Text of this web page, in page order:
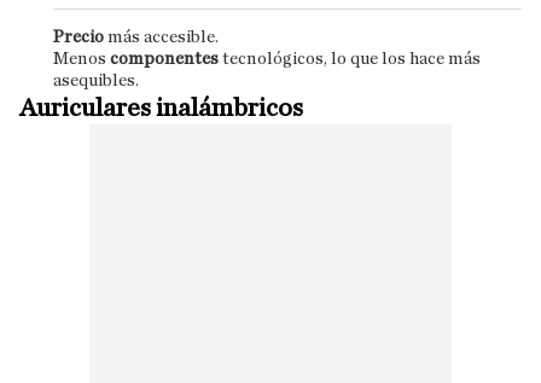
Precio más accesible.
Menos componentes tecnológicos, lo que los hace más
asequibles.
Auriculares inalámbricos